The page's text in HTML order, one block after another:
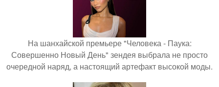
На шанхайской премьере "Человека - Паука:
Совершенно Новый День" зендея выбрала не просто
очередной наряд, а настоящий артефакт высокой моды.